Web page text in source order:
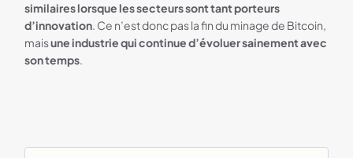
similaires lorsque les secteurs sont tant porteurs
d’innovation. Ce n’est donc pas la fin du minage de Bitcoin,
maisune industrie qui continue d’évoluer sainement avec
son temps.